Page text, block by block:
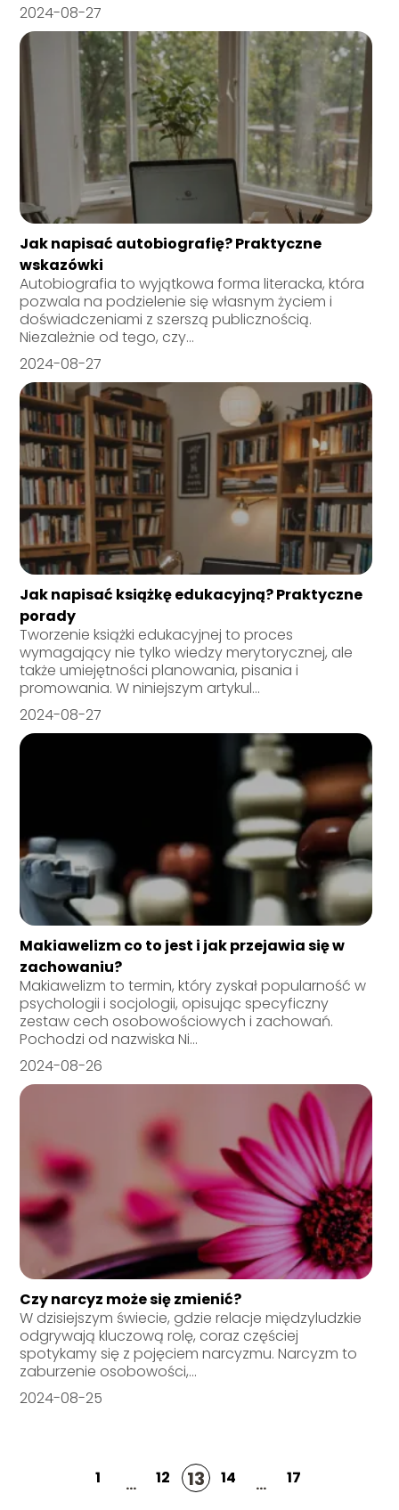
2024-08-27
Jak napisać autobiografię? Praktyczne
wskazówki
Autobiografia to wyjątkowa forma literacka, która
pozwala na podzielenie się własnym życiem i
doświadczeniami z szerszą publicznością.
Niezależnie od tego, czy...
2024-08-27
Jak napisać książkę edukacyjną? Praktyczne
porady
Tworzenie książki edukacyjnej to proces
wymagający nie tylko wiedzy merytorycznej, ale
także umiejętności planowania, pisania i
promowania. W niniejszym artykul...
2024-08-27
Makiawelizm co to jest i jak przejawia się w
zachowaniu?
Makiawelizm to termin, który zyskał popularność w
psychologii i socjologii, opisując specyficzny
zestaw cech osobowościowych i zachowań.
Pochodzi od nazwiska Ni...
2024-08-26
Czy narcyz może się zmienić?
W dzisiejszym świecie, gdzie relacje międzyludzkie
odgrywają kluczową rolę, coraz częściej
spotykamy się z pojęciem narcyzmu. Narcyzm to
zaburzenie osobowości,...
2024-08-25
1 ... 12 13 14 ... 17